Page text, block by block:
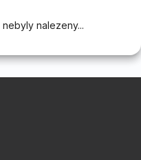
nebyly nalezeny...